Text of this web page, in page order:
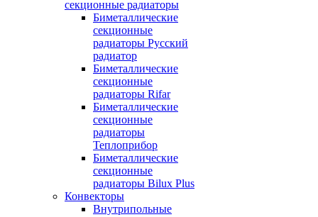
секционные радиаторы
Биметаллические
секционные
радиаторы Русский
радиатор
Биметаллические
секционные
радиаторы Rifar
Биметаллические
секционные
радиаторы
Теплоприбор
Биметаллические
секционные
радиаторы Bilux Plus
Конвекторы
Внутрипольные